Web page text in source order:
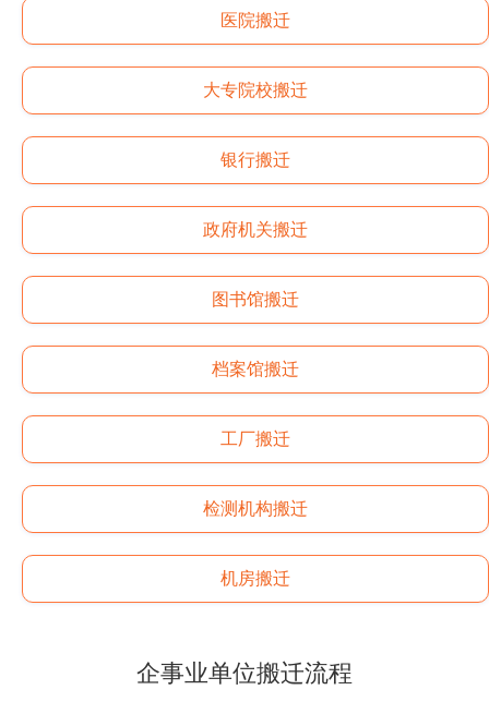
医院搬迁
大专院校搬迁
银行搬迁
政府机关搬迁
图书馆搬迁
档案馆搬迁
工厂搬迁
检测机构搬迁
机房搬迁
企事业单位搬迁流程